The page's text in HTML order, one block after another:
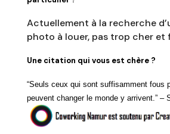
Actuellement à la recherche
photo à louer, pas trop cher et
Une citation qui vous est chère ?
“Seuls ceux qui sont suffisamment fous
peuvent changer le monde y arrivent.” –